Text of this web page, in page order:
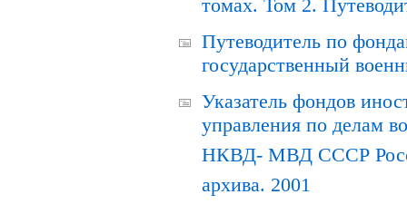
томах. Том 2.
Путеводитель по
государственный
Указатель фондов
управления по делам
НКВД- МВД СССР
архива. 2001